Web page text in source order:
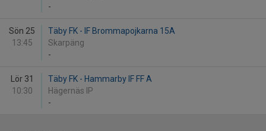
-
Sön 25
13:45
Täby FK - IF Brommapojkarna 15A
Skarpäng
-
Lör 31
10:30
Täby FK - Hammarby IF FF A
Hägernäs IP
-